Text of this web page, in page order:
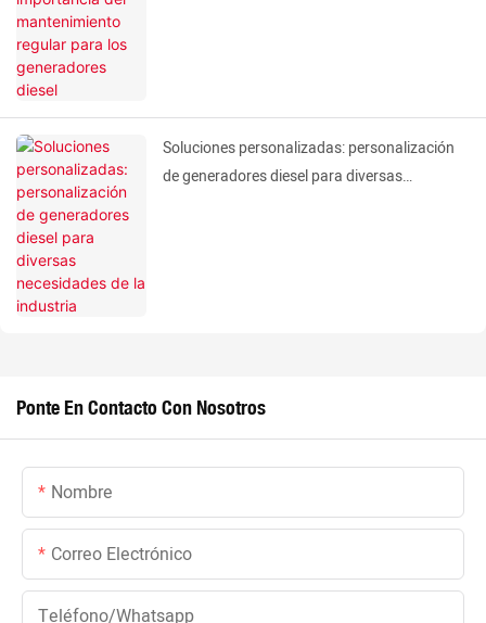
Soluciones personalizadas: personalización
de generadores diesel para diversas
Ponte En Contacto Con Nosotros
Nombre
Correo Electrónico
Teléfono/whatsapp